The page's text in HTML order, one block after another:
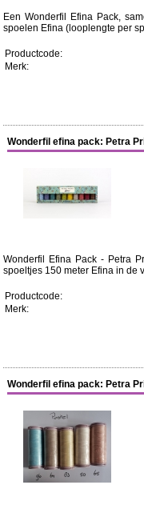
Een Wonderfil Efina Pack,
spoelen Efina (looplengte per
Productcode:
Merk:
Wonderfil efina pack: Petra
Wonderfil Efina Pack - Petra
spoeltjes 150 meter Efina in de
Productcode:
Merk:
Wonderfil efina pack: Petra